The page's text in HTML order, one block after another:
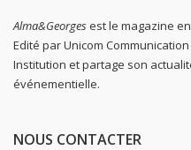
Alma&Georgesest le magazine
Edité par Unicom
Institution et partage son
événementielle.
NOUS CONTACTER